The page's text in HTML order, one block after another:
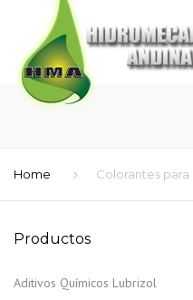
Home Colorantes
Productos
Aditivos Químicos Lubrizol